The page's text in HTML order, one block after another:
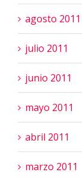
agosto 2011
julio 2011
junio 2011
mayo 2011
abril 2011
marzo 2011